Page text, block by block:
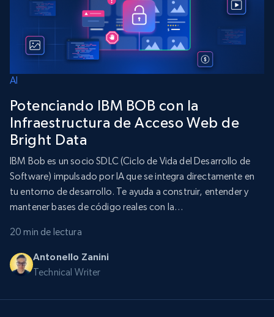
AI
Potenciando IBM BOB con la
Infraestructura de Acceso Web de
Bright Data
IBM Bob es un socio SDLC (Ciclo de Vida del Desarrollo de
Software) impulsado por IA que se integra directamente en
tu entorno de desarrollo. Te ayuda a construir, entender y
mantener bases de código reales con la…
20 min de lectura
Antonello Zanini
Technical Writer